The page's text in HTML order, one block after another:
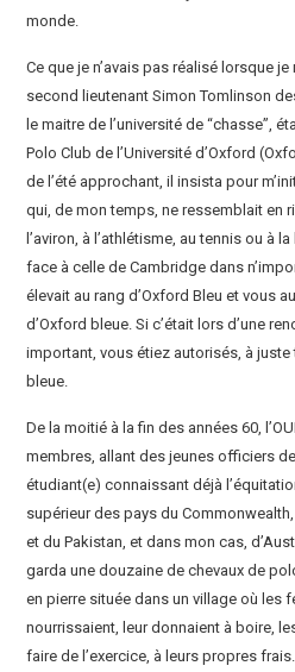
monde.
Ce que je n’avais pas réalisé lorsque
second lieutenant Simon Tomlinson
le maitre de l’université de “chasse”,
Polo Club de l’Université d’Oxford
de l’été approchant, il insista pour
qui, de mon temps, ne ressemblait en
l’aviron, à l’athlétisme, au tennis ou à
face à celle de Cambridge dans
élevait au rang d’Oxford Bleu et vous
d’Oxford bleue. Si c’était lors d’une
important, vous étiez autorisés, à
bleue.
De la moitié à la fin des années 60,
membres, allant des jeunes officiers
étudiant(e) connaissant déjà
supérieur des pays du
et du Pakistan, et dans mon cas,
garda une douzaine de chevaux de
en pierre située dans un village où les
nourrissaient, leur donnaient à boire,
faire de l’exercice, à leurs propres frais.